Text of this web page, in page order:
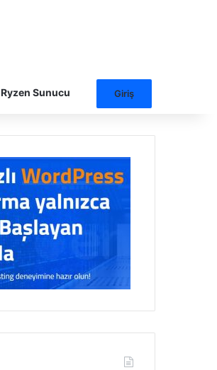
Ryzen Sunucu Giriş